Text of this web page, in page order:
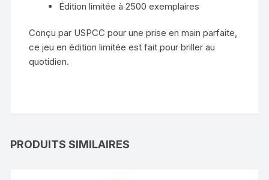
Édition limitée à 2500 exemplaires
Conçu par USPCC pour une prise en main parfaite,
ce jeu en édition limitée est fait pour briller au
quotidien.
PRODUITS SIMILAIRES